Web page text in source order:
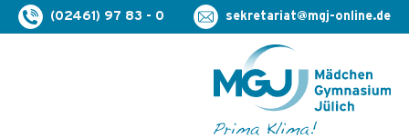
(02461) 97 83 - 0 sekretariat@mgj-online.de